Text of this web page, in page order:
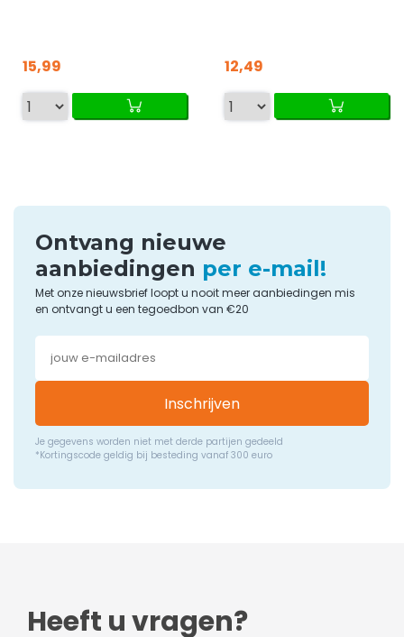
15,99 12,49
Ontvang nieuwe
aanbiedingen per e-mail!
Met onze nieuwsbrief loopt u nooit meer aanbiedingen mis
en ontvangt u een tegoedbon van €20
Inschrijven
Je gegevens worden niet met derde partijen gedeeld
*Kortingscode geldig bij besteding vanaf 300 euro
Heeft u vragen?